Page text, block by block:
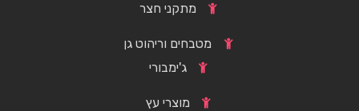
מתקני חצר
מטבחים וריהוט גן
ג'ימבורי
מוצרי עץ